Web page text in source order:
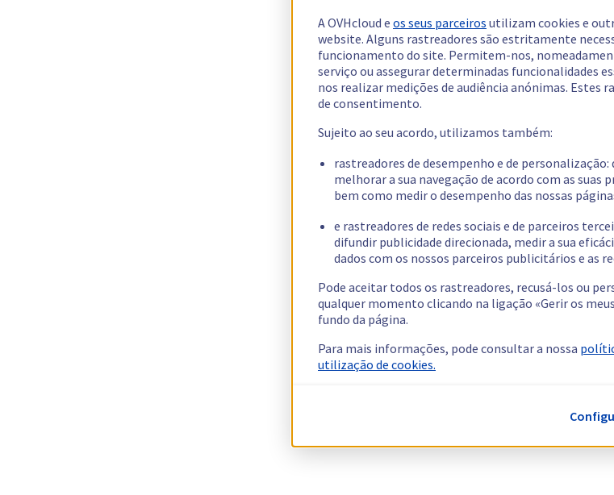
A OVHcloud e os seus parceiros utilizam cookies e
website. Alguns rastreadores são estritamente
funcionamento do site. Permitem-nos,
serviço ou assegurar determinadas funcionalidades
nos realizar medições de audiência anónimas. Estes
de consentimento.
Sujeito ao seu acordo, utilizamos também:
rastreadores de desempenho e de
melhorar a sua navegação de acordo com as suas
bem como medir o desempenho das nossas
e rastreadores de redes sociais e de parceiros
difundir publicidade direcionada, medir a sua
dados com os nossos parceiros publicitários e as
Pode aceitar todos os rastreadores, recusá-los ou
qualquer momento clicando na ligação «Gerir os
fundo da página.
Para mais informações, pode consultar a nossa
utilização de cookies.